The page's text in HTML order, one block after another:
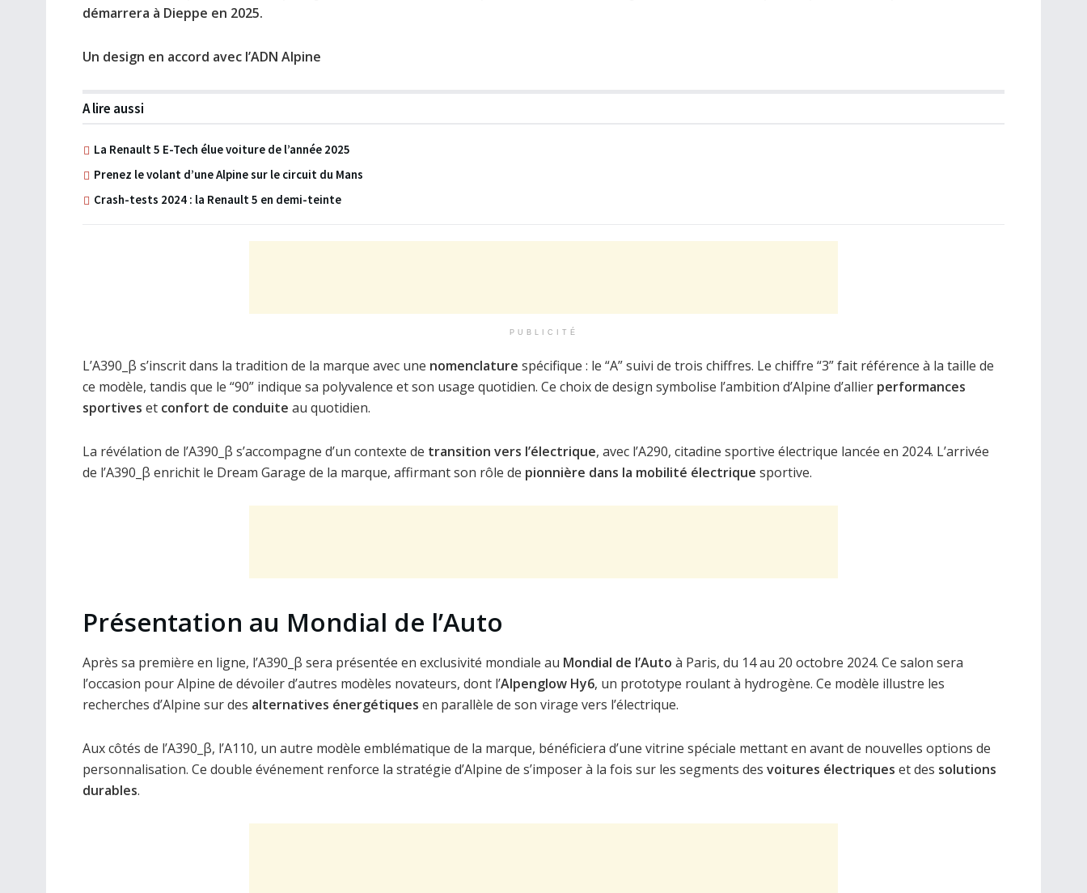
démarrera à Dieppe en 2025.
Un design en accord avec l’ADN Alpine
A lire aussi
La Renault 5 E-Tech élue voiture de l’année 2025
Prenez le volant d’une Alpine sur le circuit du Mans
Crash-tests 2024 : la Renault 5 en demi-teinte
PUBLICITÉ
L’A390_β s’inscrit dans la tradition de la marque avec une nomenclature spécifique : le “A” suivi de trois chiffres. Le chiffre “3” fait référence à la taille de
ce modèle, tandis que le “90” indique sa polyvalence et son usage quotidien. Ce choix de design symbolise l’ambition d’Alpine d’allier performances
sportives et confort de conduite au quotidien.
La révélation de l’A390_β s’accompagne d’un contexte de transition vers l’électrique, avec l’A290, citadine sportive électrique lancée en 2024. L’arrivée
de l’A390_β enrichit le Dream Garage de la marque, affirmant son rôle de pionnière dans la mobilité électrique sportive.
Présentation au Mondial de l’Auto
Après sa première en ligne, l’A390_β sera présentée en exclusivité mondiale au Mondial de l’Auto à Paris, du 14 au 20 octobre 2024. Ce salon sera
l’occasion pour Alpine de dévoiler d’autres modèles novateurs, dont l’Alpenglow Hy6, un prototype roulant à hydrogène. Ce modèle illustre les
recherches d’Alpine sur des alternatives énergétiques en parallèle de son virage vers l’électrique.
Aux côtés de l’A390_β, l’A110, un autre modèle emblématique de la marque, bénéficiera d’une vitrine spéciale mettant en avant de nouvelles options de
personnalisation. Ce double événement renforce la stratégie d’Alpine de s’imposer à la fois sur les segments des voitures électriques et des solutions
durables.